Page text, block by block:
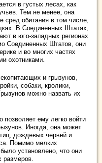
в густых лесах, как
Тем не менее, она
сред обитания в том числе,
В Соединенных Штатах,
в юго-западных регионах
Соединенных Штатов, они
и во многих частях
охотниками.
и грызунов,
собаки, кролики,
можно назвать их
позволяет ему легко войти
Иногда, она может
дождевых червей и
Помимо мелких
установлено, что они
размеров.